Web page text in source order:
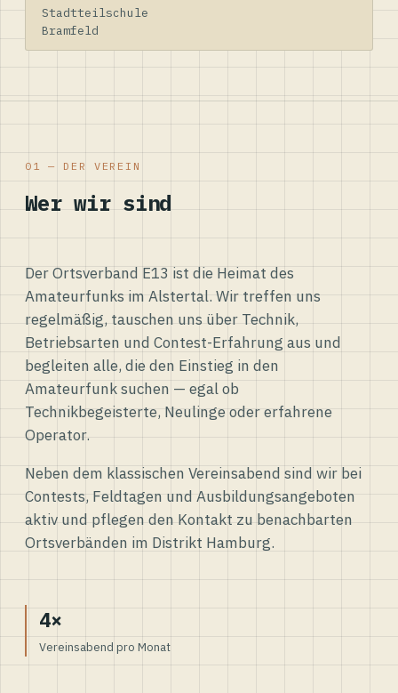
Stadtteilschule
Bramfeld
01 — DER VEREIN
Wer wir sind
Der Ortsverband E13 ist die Heimat des
Amateurfunks im Alstertal. Wir treffen uns
regelmäßig, tauschen uns über Technik,
Betriebsarten und Contest-Erfahrung aus und
begleiten alle, die den Einstieg in den
Amateurfunk suchen — egal ob
Technikbegeisterte, Neulinge oder erfahrene
Operator.
Neben dem klassischen Vereinsabend sind wir bei
Contests, Feldtagen und Ausbildungsangeboten
aktiv und pflegen den Kontakt zu benachbarten
Ortsverbänden im Distrikt Hamburg.
4×
Vereinsabend pro Monat